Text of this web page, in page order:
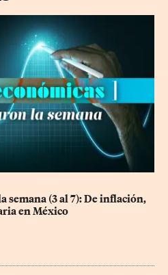
semana (3 al 7): De inflación,
en México